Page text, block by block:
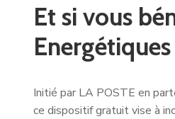
Et si vous
Initié par LA POSTE en
ce dispositif gratuit vise à